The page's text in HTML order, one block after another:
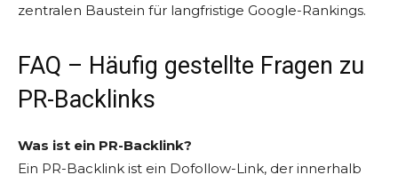
zentralen Baustein für langfristige Google-Rankings.
FAQ – Häufig gestellte Fragen zu
PR-Backlinks
Was ist ein PR-Backlink?
Ein PR-Backlink ist ein Dofollow-Link, der innerhalb